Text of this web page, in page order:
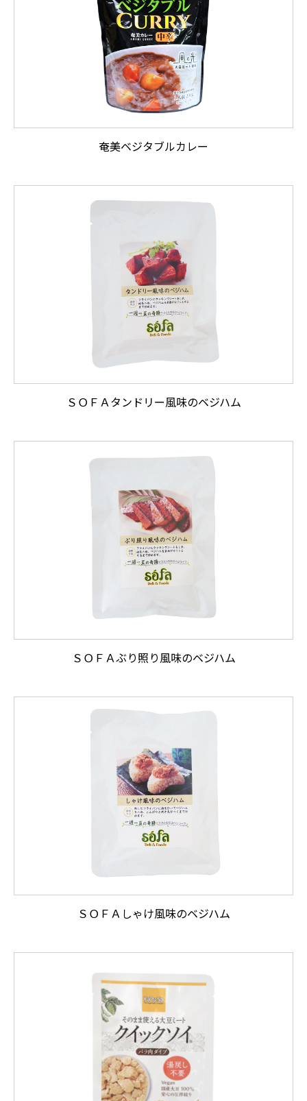
奄美ベジタブルカレー
ＳＯＦＡタンドリー風味のベジハム
ＳＯＦＡぶり照り風味のベジハム
ＳＯＦＡしゃけ風味のベジハム